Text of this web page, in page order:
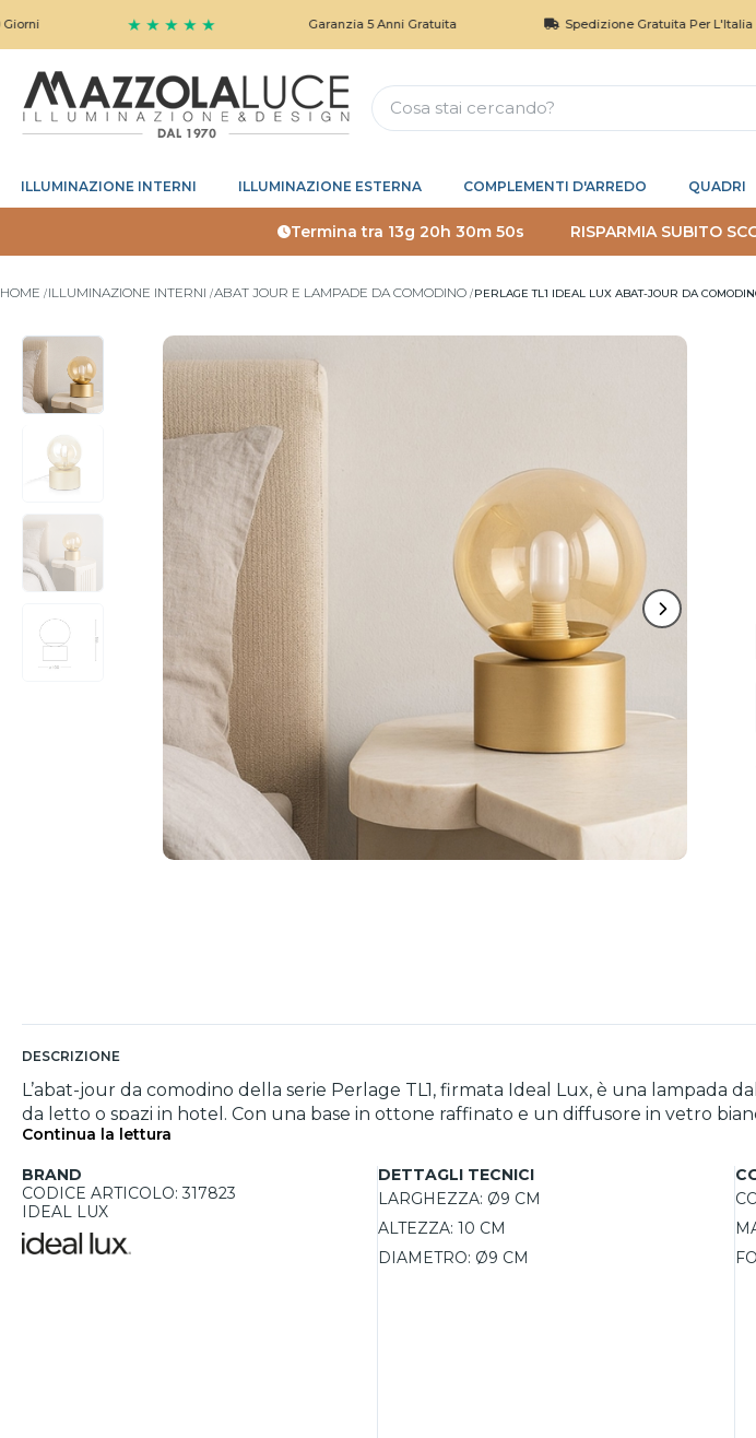
★ ★ ★ ★ ★ Garanzia 5 Anni Gratuita Spedizione Gratuita Per L'Italia Sopra I
ILLUMINAZIONE INTERNI ILLUMINAZIONE ESTERNA COMPLEMENTI D'ARREDO QUADRI
Termina tra 13g 20h 30m 50s RISPARMIA SUBITO
HOME ILLUMINAZIONE INTERNI ABAT JOUR E LAMPADE DA COMODINO PERLAGE TL1 IDEAL LUX ABAT-JOUR DA
DESCRIZIONE
L’abat-jour da comodino della serie Perlage TL1, firmata Ideal Lux, è una
da letto o spazi in hotel. Con una base in ottone raffinato e un diffusore in vetro
È disponibile anche in una variante con base nera e diffusore in vetro fumé, offrendo diverse
Perlage è ideale per chi cerca un tocco di eleganza senza rinunciare alla
offre una luminosità perfetta per spazi di dimensioni più contenute. Inoltre, con la
potenze, si adatta facilmente alle esigenze di ogni ambiente.
Continua la lettura
BRAND
CODICE ARTICOLO: 317823
IDEAL LUX
DETTAGLI TECNICI
LARGHEZZA: Ø9 CM
ALTEZZA: 10 CM
DIAMETRO: Ø9 CM